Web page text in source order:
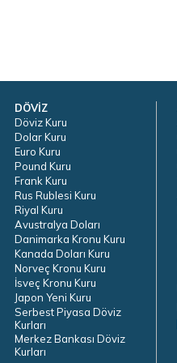
DÖVİZ
Döviz Kuru
Dolar Kuru
Euro Kuru
Pound Kuru
Frank Kuru
Rus Rublesi Kuru
Riyal Kuru
Avustralya Doları
Danimarka Kronu Kuru
Kanada Doları Kuru
Norveç Kronu Kuru
İsveç Kronu Kuru
Japon Yeni Kuru
Serbest Piyasa Döviz
Kurları
Merkez Bankası Döviz
Kurları